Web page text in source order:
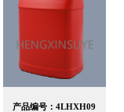
产品编号：4LHXH09